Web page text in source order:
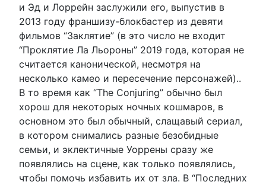
и Эд и Лоррейн заслужили его, выпустив в
2013 году франшизу-блокбастер из девяти
фильмов “Заклятие” (в это число не входит
“Проклятие Ла Льороны” 2019 года, которая не
считается канонической, несмотря на
несколько камео и пересечение персонажей)..
В то время как “The Conjuring” обычно был
хорош для некоторых ночных кошмаров, в
основном это был обычный, слащавый сериал,
в котором снимались разные безобидные
семьи, и эклектичные Уоррены сразу же
появлялись на сцене, как только появлялись,
чтобы помочь избавить их от зла. В “Последних